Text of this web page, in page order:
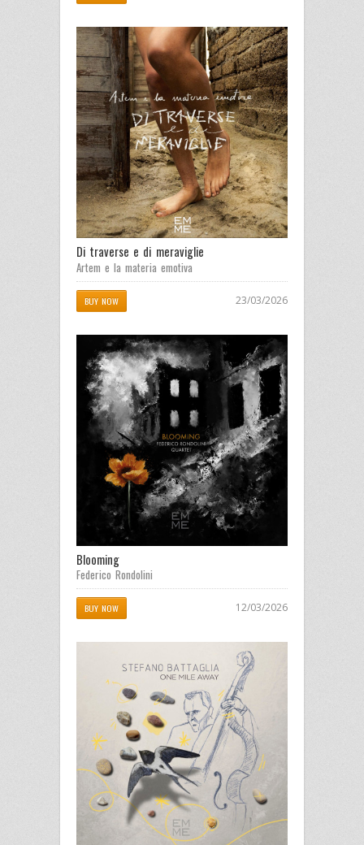
Di traverse e di meraviglie
Artem e la materia emotiva
BUY NOW 23/03/2026
Blooming
Federico Rondolini
BUY NOW 12/03/2026